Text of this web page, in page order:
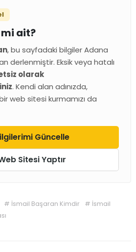
ait?
, bu sayfadaki bilgiler Adana
derlenmiştir. Eksik veya hatalı
olarak
. Kendi alan adınızda,
web sitesi kurmamızı da
Güncelle
Sitesi Yaptır
# İsmail Başaran Kimdir # İsmail